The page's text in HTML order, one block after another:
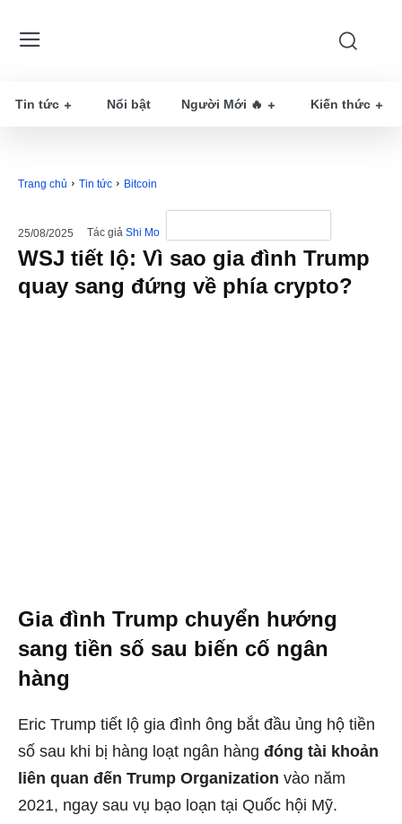
Tin tức Nổi bật Người Mới 🔥 Kiến thức
Trang chủ Tin tức Bitcoin
25/08/2025 Tác giả Shi Mo
WSJ tiết lộ: Vì sao gia đình Trump
quay sang đứng về phía crypto?
Gia đình Trump chuyển hướng
sang tiền số sau biến cố ngân
hàng
Eric Trump tiết lộ gia đình ông bắt đầu ủng hộ tiền
số sau khi bị hàng loạt ngân hàng đóng tài khoản
liên quan đến Trump Organization vào năm
2021, ngay sau vụ bạo loạn tại Quốc hội Mỹ.